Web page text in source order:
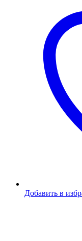
Добавить в